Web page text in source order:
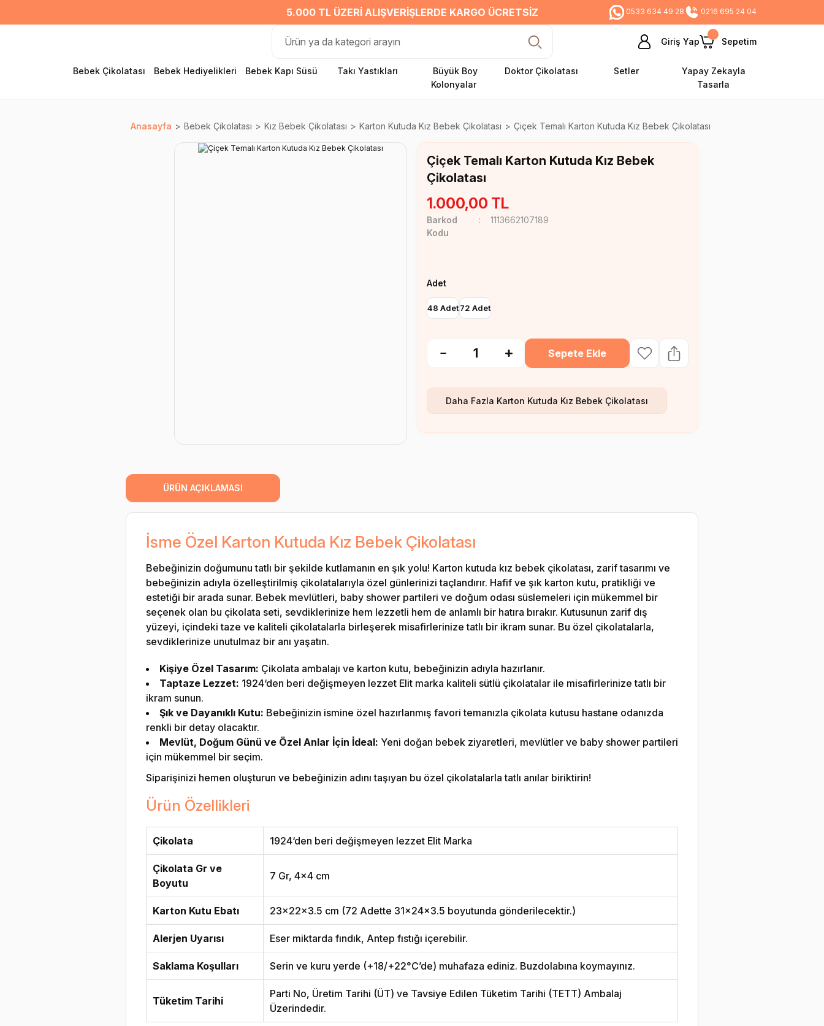
5.000 TL ÜZERI ALIŞVERIŞLERDE KARGO ÜCRETSIZ 0533 634 49 28 0216 695 24 04
Giriş Yap Sepetim
Bebek Çikolatası Bebek Hediyelikleri Bebek Kapı Süsü Takı Yastıkları
Büyük Boy
Kolonyalar
Doktor Çikolatası Setler
Yapay Zekayla
Tasarla
Anasayfa Bebek Çikolatası Kız Bebek Çikolatası Karton Kutuda Kız Bebek Çikolatası Çiçek Temalı Karton Kutuda Kız Bebek Çikolatası
Çiçek Temalı Karton Kutuda Kız Bebek
Çikolatası
1.000,00 TL
Barkod
Kodu
1113662107189
Adet
48 Adet72 Adet
Sepete Ekle
Daha Fazla Karton Kutuda Kız Bebek Çikolatası
ÜRÜN AÇIKLAMASI
İsme Özel Karton Kutuda Kız Bebek Çikolatası
Bebeğinizin doğumunu tatlı bir şekilde kutlamanın en şık yolu! Karton kutuda kız bebek çikolatası, zarif tasarımı ve
bebeğinizin adıyla özelleştirilmiş çikolatalarıyla özel günlerinizi taçlandırır. Hafif ve şık karton kutu, pratikliği ve
estetiği bir arada sunar. Bebek mevlütleri, baby shower partileri ve doğum odası süslemeleri için mükemmel bir
seçenek olan bu çikolata seti, sevdiklerinize hem lezzetli hem de anlamlı bir hatıra bırakır. Kutusunun zarif dış
yüzeyi, içindeki taze ve kaliteli çikolatalarla birleşerek misafirlerinize tatlı bir ikram sunar. Bu özel çikolatalarla,
sevdiklerinize unutulmaz bir anı yaşatın.
Kişiye Özel Tasarım: Çikolata ambalajı ve karton kutu, bebeğinizin adıyla hazırlanır.
Taptaze Lezzet: 1924‘den beri değişmeyen lezzet Elit marka kaliteli sütlü çikolatalar ile misafirlerinize tatlı bir
ikram sunun.
Şık ve Dayanıklı Kutu: Bebeğinizin ismine özel hazırlanmış favori temanızla çikolata kutusu hastane odanızda
renkli bir detay olacaktır.
Mevlüt, Doğum Günü ve Özel Anlar İçin İdeal: Yeni doğan bebek ziyaretleri, mevlütler ve baby shower partileri
için mükemmel bir seçim.
Siparişinizi hemen oluşturun ve bebeğinizin adını taşıyan bu özel çikolatalarla tatlı anılar biriktirin!
Ürün Özellikleri
Çikolata 1924‘den beri değişmeyen lezzet Elit Marka
Çikolata Gr ve
Boyutu
7 Gr, 4x4 cm
Karton Kutu Ebatı 23x22x3.5 cm (72 Adette 31x24x3.5 boyutunda gönderilecektir.)
Alerjen Uyarısı Eser miktarda fındık, Antep fıstığı içerebilir.
Saklama Koşulları Serin ve kuru yerde (+18/+22°C’de) muhafaza ediniz. Buzdolabına koymayınız.
Tüketim Tarihi
Parti No, Üretim Tarihi (ÜT) ve Tavsiye Edilen Tüketim Tarihi (TETT) Ambalaj
Üzerindedir.